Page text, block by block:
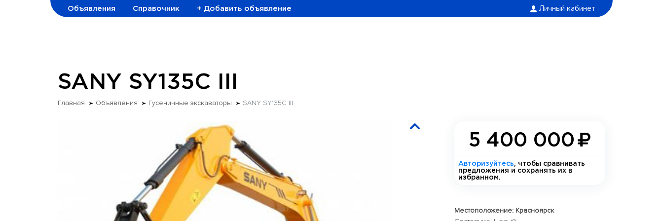
Объявления Справочник + Добавить объявление Личный кабинет
SANY SY135C III
Главная Объявления Гусеничные экскаваторы SANY SY135C III
5 400 000
Авторизуйтесь, чтобы сравнивать
предложения и сохранять их в
избранном.
Местоположение: Красноярск